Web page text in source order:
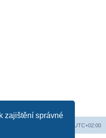
zajištění správné
UTC+02:00